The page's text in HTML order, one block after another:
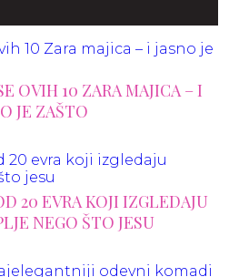
OVIH 10 ZARA MAJICA – I
JE ZAŠTO
20 EVRA KOJI IZGLEDAJU
NEGO ŠTO JESU